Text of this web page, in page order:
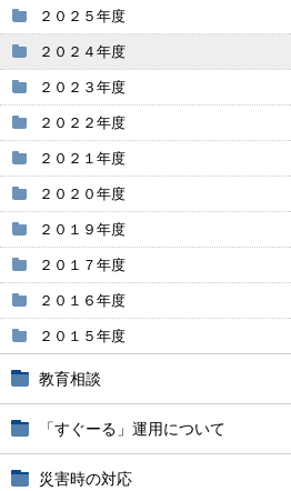
２０２５年度
２０２４年度
２０２３年度
２０２２年度
２０２１年度
２０２０年度
２０１９年度
２０１７年度
２０１６年度
２０１５年度
教育相談
「すぐーる」運用について
災害時の対応